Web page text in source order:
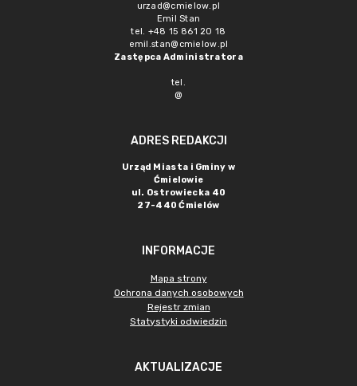
urzad@cmielow.pl
Emil Stan
tel. +48 15 861 20 18
emil.stan@cmielow.pl
Zastępca Administratora
tel.
@
ADRES REDAKCJI
Urząd Miasta i Gminy w
Ćmielowie
ul. Ostrowiecka 40
27-440 Ćmielów
INFORMACJE
Mapa strony
Ochrona danych osobowych
Rejestr zmian
Statystyki odwiedzin
AKTUALIZACJE